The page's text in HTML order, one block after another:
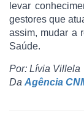
levar
gestores que
assim, mudar a
Saúde.
Por: Lívia Villela
Da Agência